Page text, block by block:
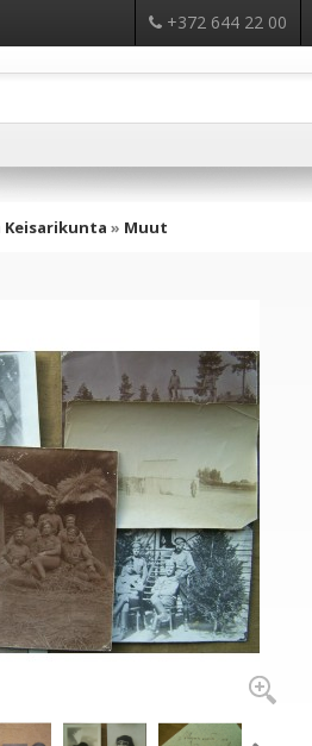
+372 644 22 00
Keisarikunta » Muut